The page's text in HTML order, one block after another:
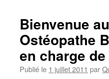
du
le
Bienvenue
Ostéopathe
en charge
Publié le 1 juillet 2011 par